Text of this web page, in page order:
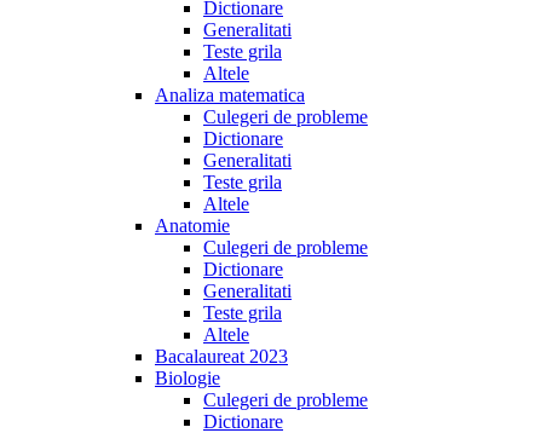
Dictionare
Generalitati
Teste grila
Altele
Analiza matematica
Culegeri de probleme
Dictionare
Generalitati
Teste grila
Altele
Anatomie
Culegeri de probleme
Dictionare
Generalitati
Teste grila
Altele
Bacalaureat 2023
Biologie
Culegeri de probleme
Dictionare